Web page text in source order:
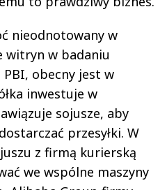
nieodnotowany w
witryn w badaniu
obecny jest w
inwestuje w
sojusze, aby
przesyłki. W
z firmą kurierską
we wspólne maszyny